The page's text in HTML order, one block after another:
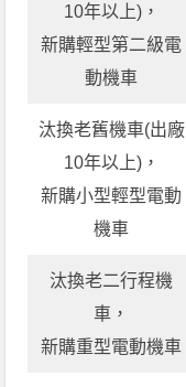
10年以上)，
新購輕型第二級電
動機車
汰換老舊機車(出廠
10年以上)，
新購小型輕型電動
機車
汰換老二行程機
車，
新購重型電動機車